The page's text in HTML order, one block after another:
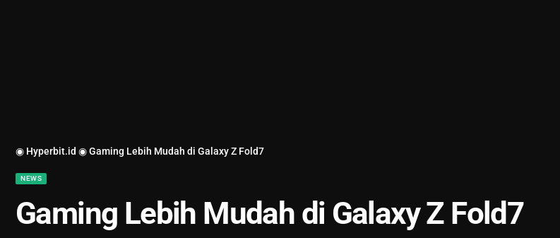
◉ Hyperbit.id ◉Gaming Lebih Mudah di Galaxy Z Fold7
NEWS
Gaming Lebih Mudah di Galaxy Z Fold7